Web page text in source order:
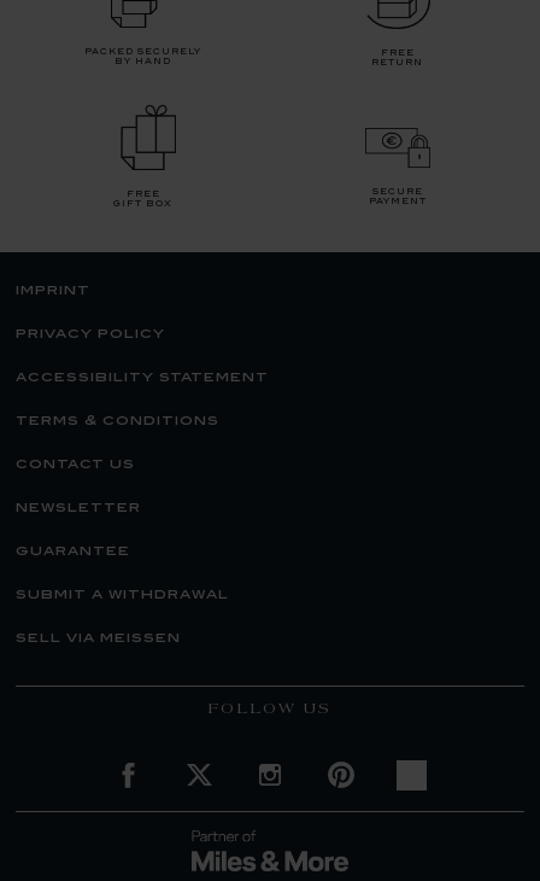
packed securely
by hand
free
return
free
gift box
secure
payment
imprint
privacy policy
accessibility statement
terms & conditions
contact us
newsletter
guarantee
submit a withdrawal
sell via meissen
FOLLOW US